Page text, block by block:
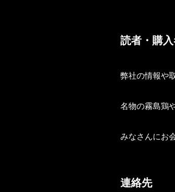
読者・購
弊社の情報や
名物の霧島鶏
みなさんにお
連絡先